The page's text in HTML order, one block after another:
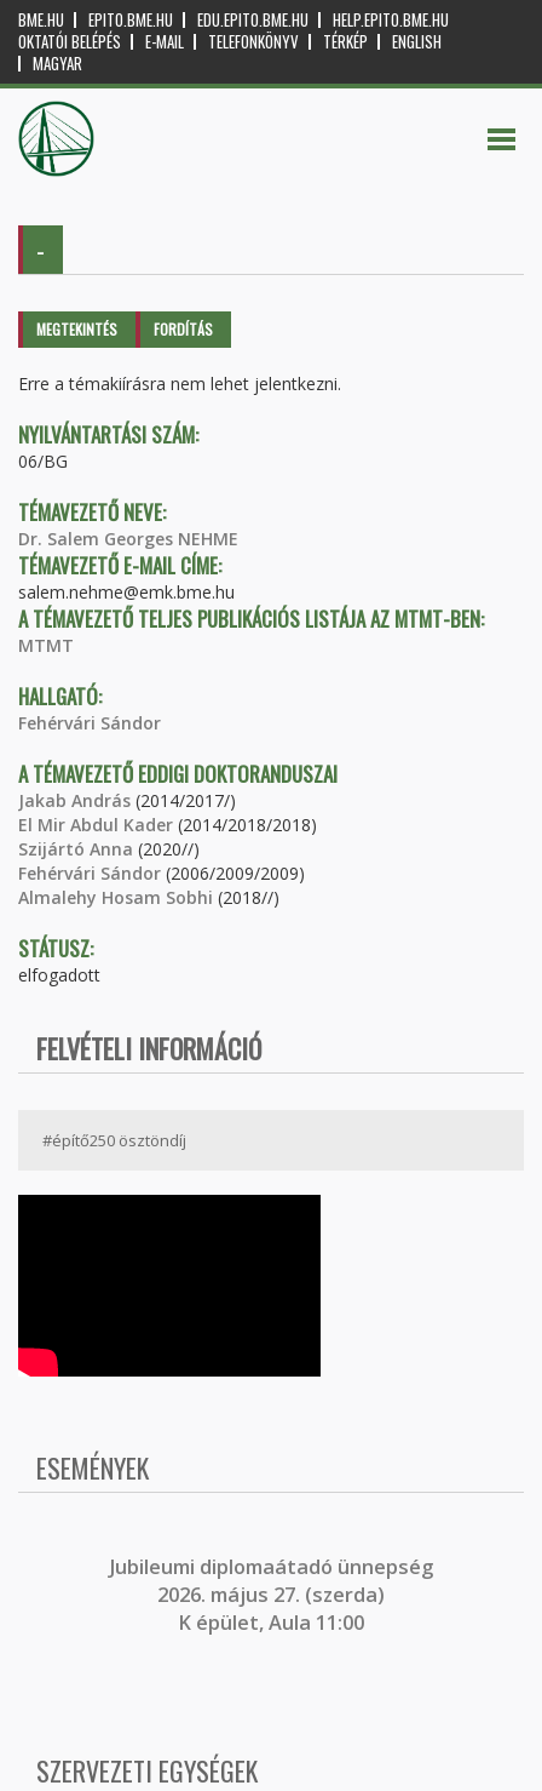
BME.HU EPITO.BME.HU EDU.EPITO.BME.HU
HELP.EPITO.BME.HU
OKTATÓI BELÉPÉS
E-MAIL TELEFONKÖNYV TÉRKÉP
ENGLISH
MAGYAR
-
Elsődleges fülek
MEGTEKINTÉS (AKTÍVFORDÍTÁS
Erre a témakiírásra nem lehet jelentkezni.
NYILVÁNTARTÁSI SZÁM:
06/BG
TÉMAVEZETŐ NEVE:
Dr. Salem Georges NEHME
TÉMAVEZETŐ E-MAIL CÍME:
salem.nehme@emk.bme.hu
A TÉMAVEZETŐ TELJES PUBLIKÁCIÓS LISTÁJA AZ MTMT-BEN:
MTMT
HALLGATÓ:
Fehérvári Sándor
A TÉMAVEZETŐ EDDIGI DOKTORANDUSZAI
Jakab András (2014/2017/)
El Mir Abdul Kader (2014/2018/2018)
Szijártó Anna (2020//)
Fehérvári Sándor (2006/2009/2009)
Almalehy Hosam Sobhi (2018//)
STÁTUSZ:
elfogadott
FELVÉTELI INFORMÁCIÓ
#építő250 ösztöndíj
ESEMÉNYEK
Jubileumi diplomaátadó ünnepség
2026. május 27. (szerda)
K épület, Aula 11:00
SZERVEZETI EGYSÉGEK